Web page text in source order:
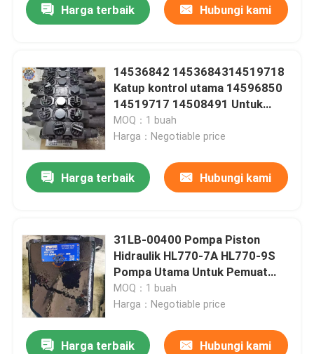
Harga terbaik Hubungi kami
14536842 1453684314519718
Katup kontrol utama 14596850
14519717 14508491 Untuk
EC55 EC60 Excavator
MOQ：1 buah
Harga：Negotiable price
Harga terbaik Hubungi kami
31LB-00400 Pompa Piston
Hidraulik HL770-7A HL770-9S
Pompa Utama Untuk Pemuat
Roda
MOQ：1 buah
Harga：Negotiable price
Harga terbaik Hubungi kami